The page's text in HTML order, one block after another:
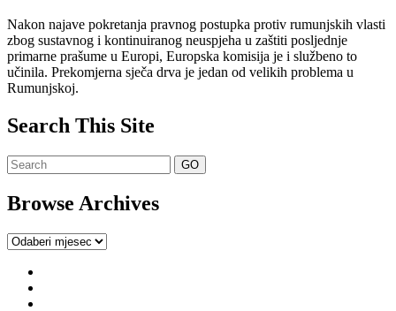
Nakon najave pokretanja pravnog postupka protiv rumunjskih vlasti
zbog sustavnog i kontinuiranog neuspjeha u zaštiti posljednje
primarne prašume u Europi, Europska komisija je i službeno to
učinila. Prekomjerna sječa drva je jedan od velikih problema u
Rumunjskoj.
Search This Site
Browse Archives
Browse